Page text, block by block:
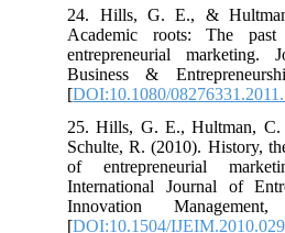
24. Hills, G. E., &
Academic roots: The
entrepreneurial
Business &
[DOI:10.1080/
25. Hills, G. E., Hultman,
Schulte, R. (2010). History,
of entrepreneurial
International Journal of
Innovation
[DOI:10.1504/